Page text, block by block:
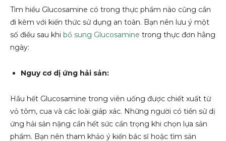
Tìm hiểu Glucosamine có trong thực phẩm nào cũng cần
đi kèm với kiến thức sử dụng an toàn. Bạn nên lưu ý một
số điều sau khi bổ sung Glucosamine trong thực đơn hằng
ngày:
Nguy cơ dị ứng hải sản:
Hầu hết Glucosamine trong viên uống được chiết xuất từ
vỏ tôm, cua và các loài giáp xác. Những người có tiền sử dị
ứng hải sản nặng cần hết sức cẩn trọng khi chọn lựa sản
phẩm. Bạn nên tham khảo ý kiến bác sĩ hoặc tìm sản